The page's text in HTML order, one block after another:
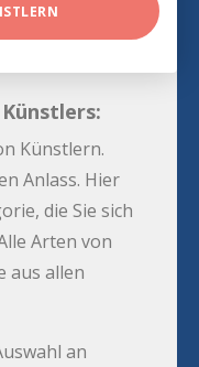
Künstlern.
Anlass. Hier
die Sie sich
Arten von
aus allen
an